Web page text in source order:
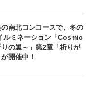
の南北コンコースで、冬の
ルミネーション「Cosmic
の翼～」第2章「祈りが
開催中！